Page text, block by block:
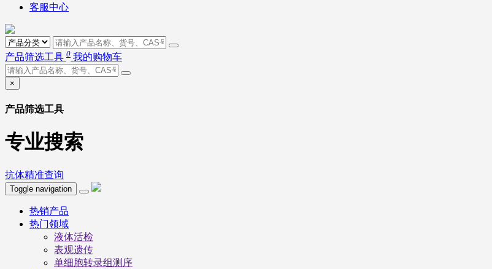
客服中心
产品筛选工具 0 我的购物车
×
产品筛选工具
专业搜索
抗体精准查询
Toggle navigation
热销产品
热门领域
液体活检
表观遗传
单细胞转录组测序